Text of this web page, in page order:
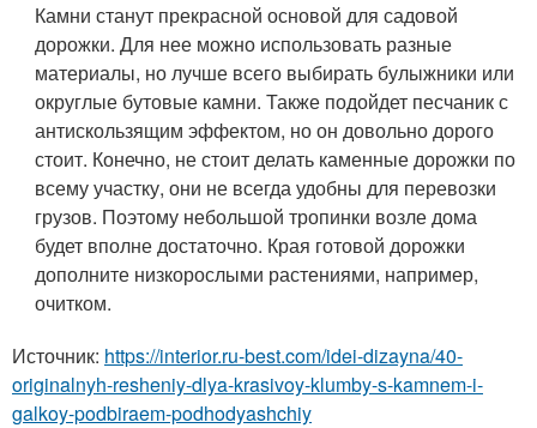
Камни станут прекрасной основой для садовой
дорожки. Для нее можно использовать разные
материалы, но лучше всего выбирать булыжники или
округлые бутовые камни. Также подойдет песчаник с
антискользящим эффектом, но он довольно дорого
стоит. Конечно, не стоит делать каменные дорожки по
всему участку, они не всегда удобны для перевозки
грузов. Поэтому небольшой тропинки возле дома
будет вполне достаточно. Края готовой дорожки
дополните низкорослыми растениями, например,
очитком.
Источник: https://interior.ru-best.com/idei-dizayna/40-
originalnyh-resheniy-dlya-krasivoy-klumby-s-kamnem-i-
galkoy-podbiraem-podhodyashchiy